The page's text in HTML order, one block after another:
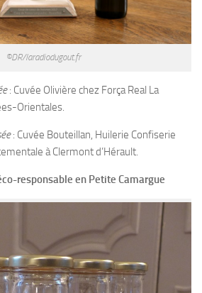
©DR/laradiodugout.fr
: Cuvée Olivière chez Força Real La
Orientales.
: Cuvée Bouteillan, Huilerie Confiserie
à Clermont d’Hérault.
responsable en Petite Camargue